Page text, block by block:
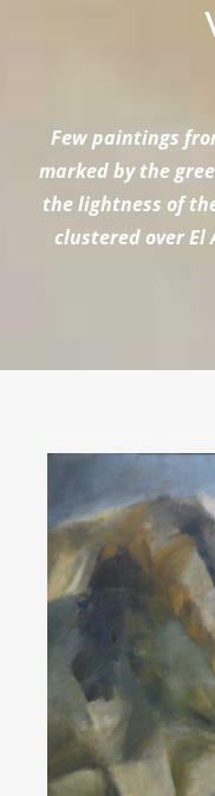
Few paintings
marked by the
the lightness of
clustered over